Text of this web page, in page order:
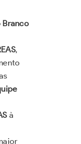
Branco
,
à